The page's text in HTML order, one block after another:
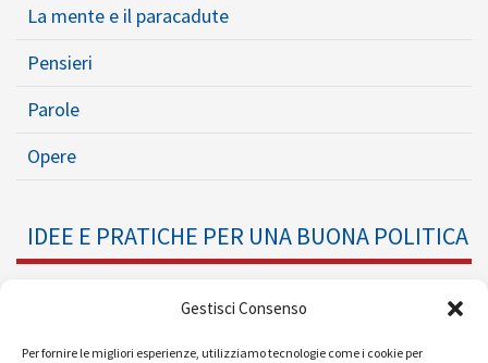
Gestisci Consenso
Per fornire le migliori esperienze, utilizziamo tecnologie come i cookie per
La mente e il paracadute
Pensieri
Parole
Opere
IDEE E PRATICHE PER UNA BUONA POLITICA
Formazione Politica